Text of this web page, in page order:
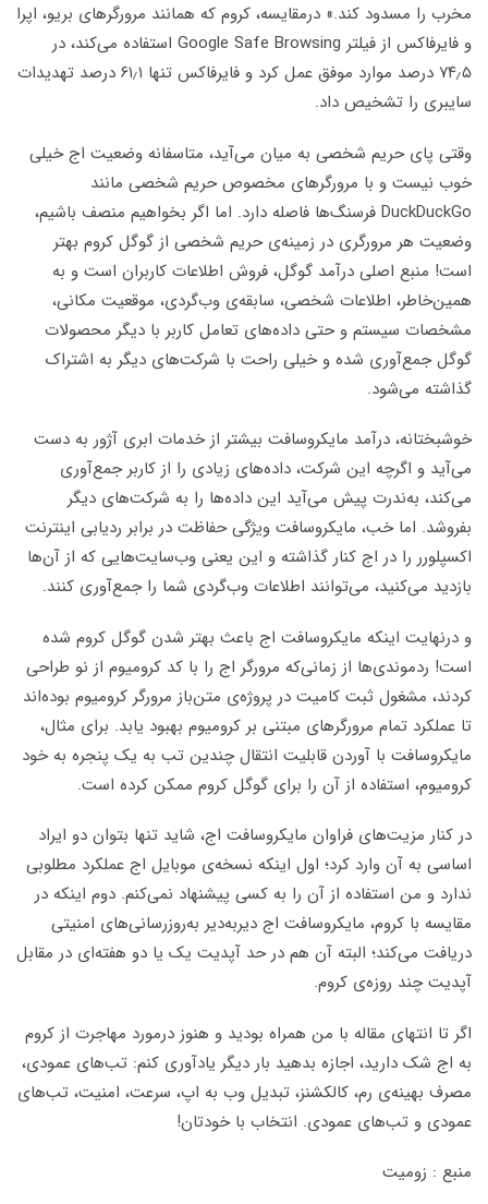
مخرب را مسدود کند.» درمقایسه، کروم که همانند مرورگرهای بریو، اپرا
و فایرفاکس از فیلتر Google Safe Browsing استفاده می‌کند، در
۷۴٫۵ درصد موارد موفق عمل کرد و فایرفاکس تنها ۶۱٫۱ درصد تهدیدات
سایبری را تشخیص داد.
وقتی پای حریم شخصی به میان می‌آید، متاسفانه وضعیت اج خیلی
خوب نیست و با مرورگرهای مخصوص حریم شخصی مانند
DuckDuckGo فرسنگ‌ها فاصله دارد. اما اگر بخواهیم منصف باشیم،
وضعیت هر مرورگری در زمینه‌ی حریم شخصی از گوگل کروم بهتر
است! منبع اصلی در‌آمد گوگل، فروش اطلاعات کاربران است و به
همین‌خاطر، اطلاعات شخصی، سابقه‌ی وب‌گردی، موقعیت مکانی،
مشخصات سیستم و حتی داده‌های تعامل کاربر با دیگر محصولات
گوگل جمع‌آوری شده و خیلی راحت با شرکت‌های دیگر به اشتراک
گذاشته می‌شود.
خوشبختانه، درآمد مایکروسافت بیشتر از خدمات ابری آژور به دست
می‌آید و اگرچه این شرکت، داده‌های زیادی را از کاربر جمع‌آوری
می‌کند، به‌ندرت پیش می‌آید این داده‌ها را به شرکت‌های دیگر
بفروشد. اما خب، مایکروسافت ویژگی حفاظت در برابر ردیابی اینترنت
اکسپلورر را در اج کنار گذاشته و این یعنی وب‌سایت‌هایی که از آن‌ها
بازدید می‌کنید، می‌توانند اطلاعات وب‌گردی شما را جمع‌آوری کنند.
و درنهایت اینکه مایکروسافت اج باعث بهتر شدن گوگل کروم شده
است! ردموندی‌ها از زمانی‌که مرورگر اج را با کد کرومیوم از نو طراحی
کردند، مشغول ثبت کامیت در پروژه‌ی متن‌باز مرورگر کرومیوم بوده‌اند
تا عملکرد تمام مرورگرهای مبتنی بر کرومیوم بهبود یابد. برای مثال،
مایکروسافت با آوردن قابلیت انتقال چندین تب به یک پنجره به خود
کرومیوم، استفاده از آن را برای گوگل کروم ممکن کرده است.
در کنار مزیت‌های فراوان مایکروسافت اج، شاید تنها بتوان دو ایراد
اساسی به آن وارد کرد؛ اول اینکه نسخه‌ی موبایل اج عملکرد مطلوبی
ندارد و من استفاده از آن را به کسی پیشنهاد نمی‌کنم. دوم اینکه در
مقایسه با کروم، مایکروسافت اج دیر‌به‌دیر به‌روزرسانی‌های امنیتی
دریافت می‌کند؛ البته آن هم در حد آپدیت یک‌ یا دو هفته‌ای در مقابل
آپدیت چند روزه‌ی کروم.
اگر تا انتهای مقاله با من همراه بودید و هنوز درمورد مهاجرت از کروم
به اج شک دارید، اجازه بدهید بار دیگر یادآوری کنم: تب‌های عمودی،
مصرف بهینه‌ی رم، کالکشنز، تبدیل وب به اپ، سرعت، امنیت، تب‌های
عمودی و تب‌های عمودی. انتخاب با خودتان!
منبع : زومیت